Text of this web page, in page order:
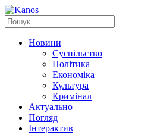
Новини
Суспільство
Політика
Економіка
Культура
Кримінал
Актуально
Погляд
Інтерактив